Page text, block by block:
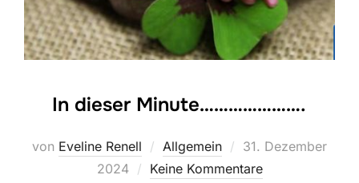
In dieser Minute………………….
von Eveline Renell Allgemein
Veröffentlicht
am
31. Dezember
2024
Keine Kommentare